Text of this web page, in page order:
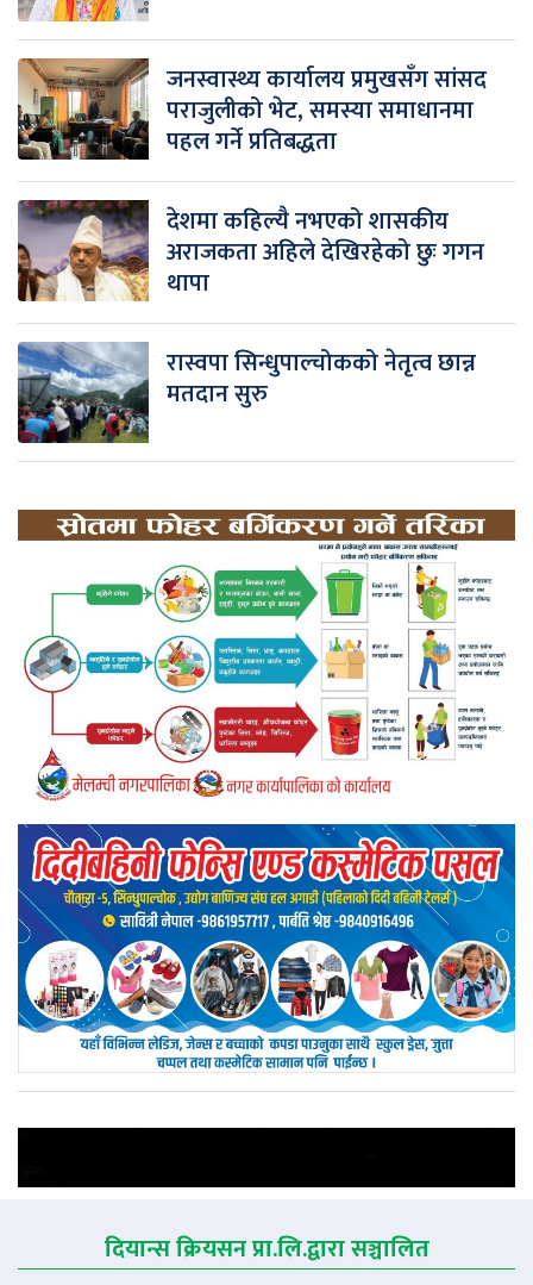
जनस्वास्थ्य कार्यालय प्रमुखसँग सांसद
पराजुलीको भेट, समस्या समाधानमा
पहल गर्ने प्रतिबद्धता
देशमा कहिल्यै नभएको शासकीय
अराजकता अहिले देखिरहेको छुः गगन
थापा
रास्वपा सिन्धुपाल्चोकको नेतृत्व छान्न
मतदान सुरु
दियान्स क्रियसन प्रा.लि.द्वारा सञ्चालित